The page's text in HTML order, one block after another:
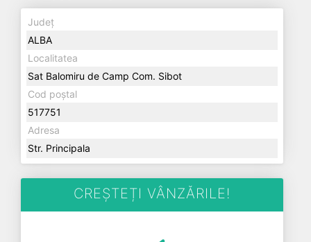
Județ
ALBA
Localitatea
Sat Balomiru de Camp Com. Sibot
Cod poștal
517751
Adresa
Str. Principala
CREȘTEȚI VÂNZĂRILE!